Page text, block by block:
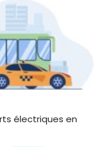
électriques en